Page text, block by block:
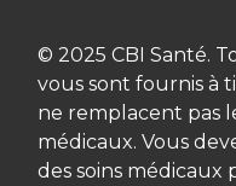
© 2025 CBI Santé.
vous sont fournis à
ne remplacent pas
médicaux. Vous
des soins